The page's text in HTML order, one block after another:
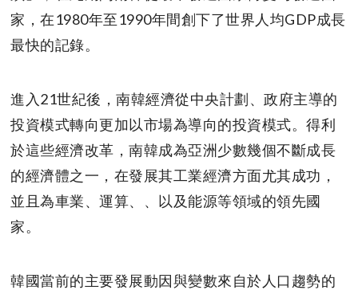
家，在1980年至1990年間創下了世界人均GDP成長
最快的記錄。
進入21世紀後，南韓經濟從中央計劃、政府主導的
投資模式轉向更加以市場為導向的投資模式。得利
於這些經濟改革，南韓成為亞洲少數幾個不斷成長
的經濟體之一，在發展其工業經濟方面尤其成功，
並且為車業、運算、、以及能源等領域的領先國
家。
韓國當前的主要發展動因與變數來自於人口趨勢的